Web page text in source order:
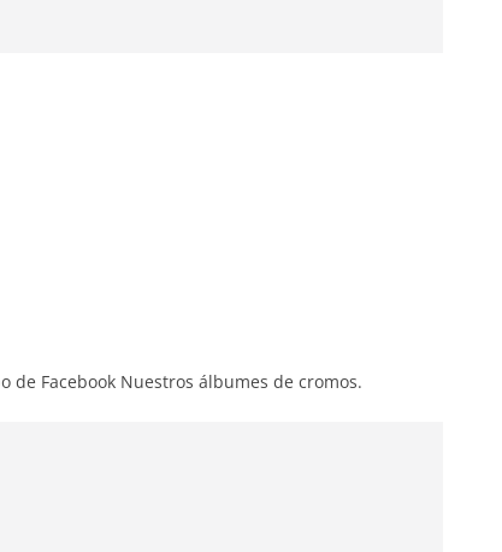
de Facebook Nuestros álbumes de cromos.